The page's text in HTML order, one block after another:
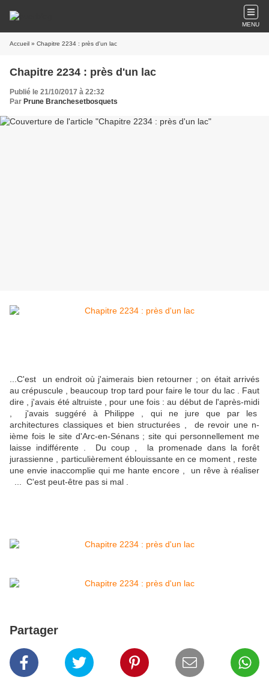
MENU
Accueil » Chapitre 2234 : près d'un lac
Chapitre 2234 : près d'un lac
Publié le 21/10/2017 à 22:32
Par Prune Branchesetbosquets
...C'est un endroit où j'aimerais bien retourner ; on était arrivés
au crépuscule , beaucoup trop tard pour faire le tour du lac . Faut
dire , j'avais été altruiste , pour une fois : au début de l'après-midi
, j'avais suggéré à Philippe , qui ne jure que par les
architectures classiques et bien structurées , de revoir une n-
ième fois le site d'Arc-en-Sénans ; site qui personnellement me
laisse indifférente . Du coup , la promenade dans la forêt
jurassienne , particulièrement éblouissante en ce moment , reste
une envie inaccomplie qui me hante encore , un rêve à réaliser
... C'est peut-être pas si mal .
Partager